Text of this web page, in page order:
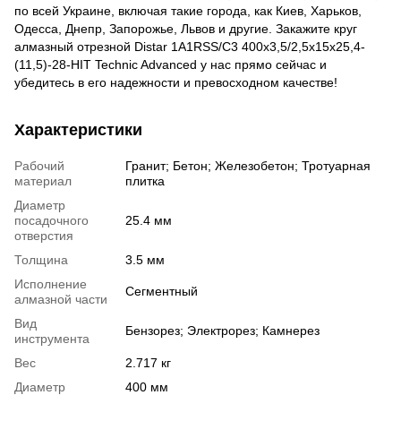
по всей Украине, включая такие города, как Киев, Харьков,
Одесса, Днепр, Запорожье, Львов и другие. Закажите круг
алмазный отрезной Distar 1A1RSS/C3 400x3,5/2,5x15x25,4-
(11,5)-28-HIT Technic Advanced у нас прямо сейчас и
убедитесь в его надежности и превосходном качестве!
Характеристики
Рабочий
материал
Гранит; Бетон; Железобетон; Тротуарная
плитка
Диаметр
посадочного
отверстия
25.4 мм
Толщина
3.5 мм
Исполнение
алмазной части
Сегментный
Вид
инструмента
Бензорез; Электрорез; Камнерез
Вес
2.717 кг
Диаметр
400 мм